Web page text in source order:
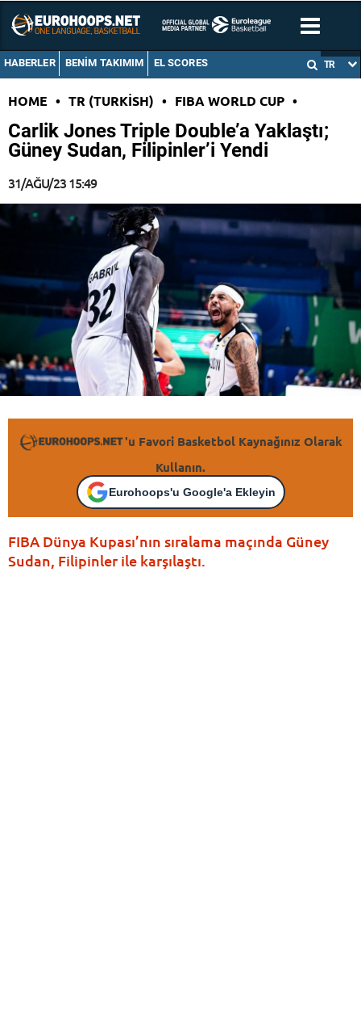
HABERLER BENIM TAKIMIM EL SCORES TR
HOME • TR (TURKISH) • FIBA WORLD CUP •
Carlik Jones Triple Double’a Yaklaştı;
Güney Sudan, Filipinler’i Yendi
31/AĞU/23 15:49
'u Favori Basketbol Kaynağınız Olarak
Kullanın.
Eurohoops'u Google'a Ekleyin
FIBA Dünya Kupası’nın sıralama maçında Güney
Sudan, Filipinler ile karşılaştı.